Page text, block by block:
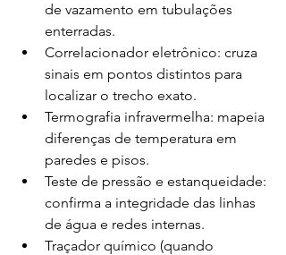
de vazamento em tubulações
enterradas.
Correlacionador eletrônico: cruza
sinais em pontos distintos para
localizar o trecho exato.
Termografia infravermelha: mapeia
diferenças de temperatura em
paredes e pisos.
Teste de pressão e estanqueidade:
confirma a integridade das linhas
de água e redes internas.
Traçador químico (quando